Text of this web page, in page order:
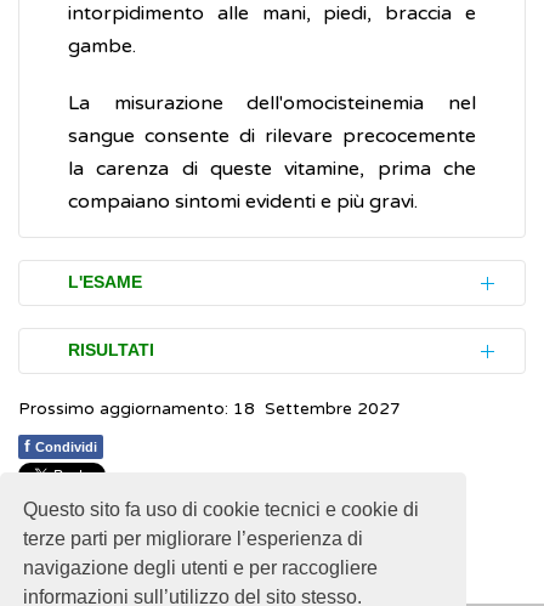
Questo sito fa uso di cookie tecnici e cookie di
terze parti per migliorare l’esperienza di
navigazione degli utenti e per raccogliere
informazioni sull’utilizzo del sito stesso.
intorpidimento alle mani, piedi, braccia e
gambe.
La misurazione dell'omocisteinemia nel
sangue consente di rilevare precocemente
la carenza di queste vitamine, prima che
compaiano sintomi evidenti e più gravi.
L'ESAME
Per eseguire l'esame è necessaria una
piccola quantità (campione) di sangue
venoso . In genere, viene raccomandato di
stare a digiuno per 10-12 ore, di stare a
riposo e di astenersi dal fumo per almeno
15 minuti prima di sottoporsi al prelievo di
sangue.
RISULTATI
I valori normalidi omocisteina nel sangue, sia
per uomini che per donne, giovani e adulti,
sono compresi tra 5-12 micro-moli per litro.
Valori elevati possono indicare uno stato di
malnutrizione o la carenza di vitamina B12 e
Prossimo aggiornamento: 18 Settembre 2027
f Condividi
1 1 1 1 1 Rating 2.96 (131 Votes)